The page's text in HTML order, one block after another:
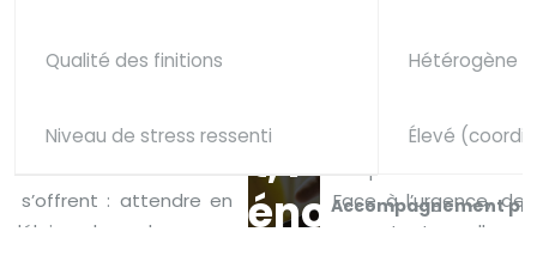
Accompagnement
Qualité des finitions Hétérogène
Niveau de stress ressenti Élevé